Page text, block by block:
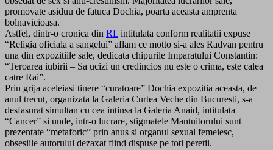
promovate asiduu de fatuca Dochia, poarta aceasta amprenta
bolnavicioasa.
Astfel, dintr-o cronica din RL intitulata conform realitatii expuse
“Religia oficiala a sangelui” aflam ce motto si-a ales Radvan pentru
una din expozitiile sale, dedicata chipurile Imparatului Constantin:
“Teroarea iubirii – Sa ucizi un credincios nu este o crima, este calea
catre Rai”.
Prin grija aceleiasi tinere “curatoare” Dochia expozitia aceasta, de
anul trecut, organizata la Galeria Curtea Veche din Bucuresti, s-a
desfasurat simultan cu cea intinsa la Galeria Anaid, intitulata
“Cancer” si unde, intr-o lucrare, stigmatele Mantuitorului sunt
prezentate “metaforic” prin anus si organul sexual femeiesc,
obsesiile autorului dezaxat fiind dispuse pe toti peretii.